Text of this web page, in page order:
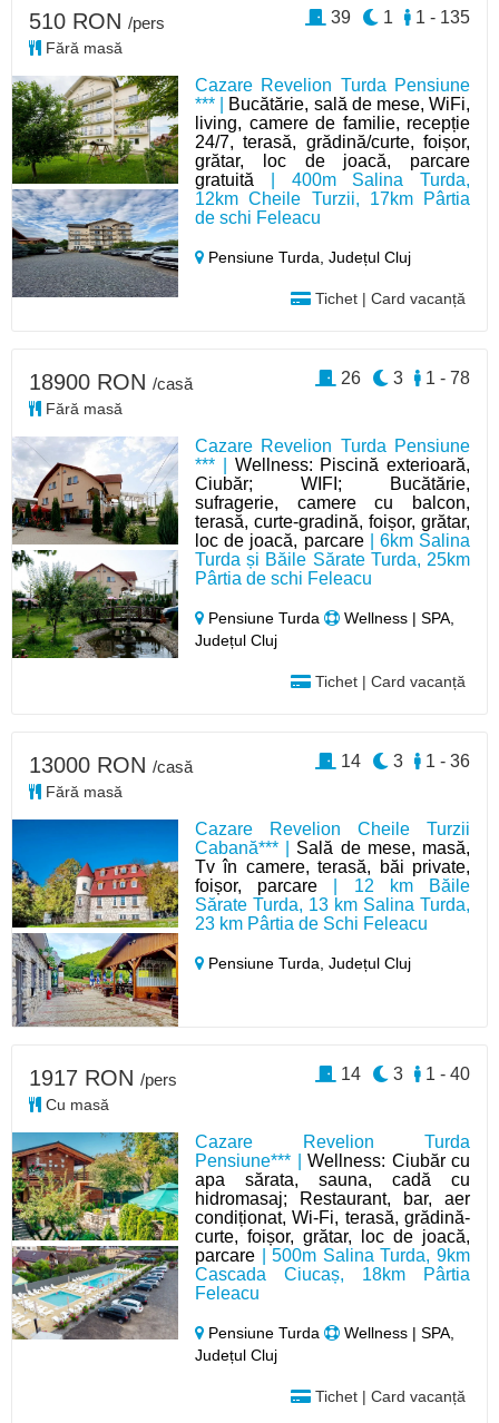
Cazare Revelion Turda Pensiune
*** | Bucătărie, sală de mese, WiFi,
living, camere de familie, recepție
24/7, terasă, grădină/curte, foișor,
grătar, loc de joacă, parcare
gratuită | 400m Salina Turda,
12km Cheile Turzii, 17km Pârtia
de schi Feleacu
Pensiune Turda,Județul Cluj
Tichet | Card vacanță
510 RON /pers
Fără masă
1 - 135
1
39
Cazare Revelion Turda Pensiune
*** | Wellness: Piscină exterioară,
Ciubăr; WIFI; Bucătărie,
sufragerie, camere cu balcon,
terasă, curte-gradină, foișor, grătar,
loc de joacă, parcare| 6km Salina
Turda și Băile Sărate Turda, 25km
Pârtia de schi Feleacu
Pensiune Turda
Wellness | SPA,
Județul Cluj
Tichet | Card vacanță
18900 RON /casă
Fără masă
1 - 78
3
26
Cazare Revelion Cheile Turzii
Cabană*** | Sală de mese, masă,
Tv în camere, terasă, băi private,
foișor, parcare | 12 km Băile
Sărate Turda, 13 km Salina Turda,
23 km Pârtia de Schi Feleacu
Pensiune Turda,Județul Cluj
13000 RON /casă
Fără masă
1 - 36
3
14
Cazare Revelion Turda
Pensiune*** |Wellness: Ciubăr cu
apa sărata, sauna, cadă cu
hidromasaj; Restaurant, bar, aer
condiționat, Wi-Fi, terasă, grădină-
curte, foișor, grătar, loc de joacă,
parcare | 500m Salina Turda, 9km
Cascada Ciucaș, 18km Pârtia
Feleacu
Pensiune Turda
Wellness | SPA,
Județul Cluj
Tichet | Card vacanță
1917 RON /pers
Cu masă
1 - 40
3
14